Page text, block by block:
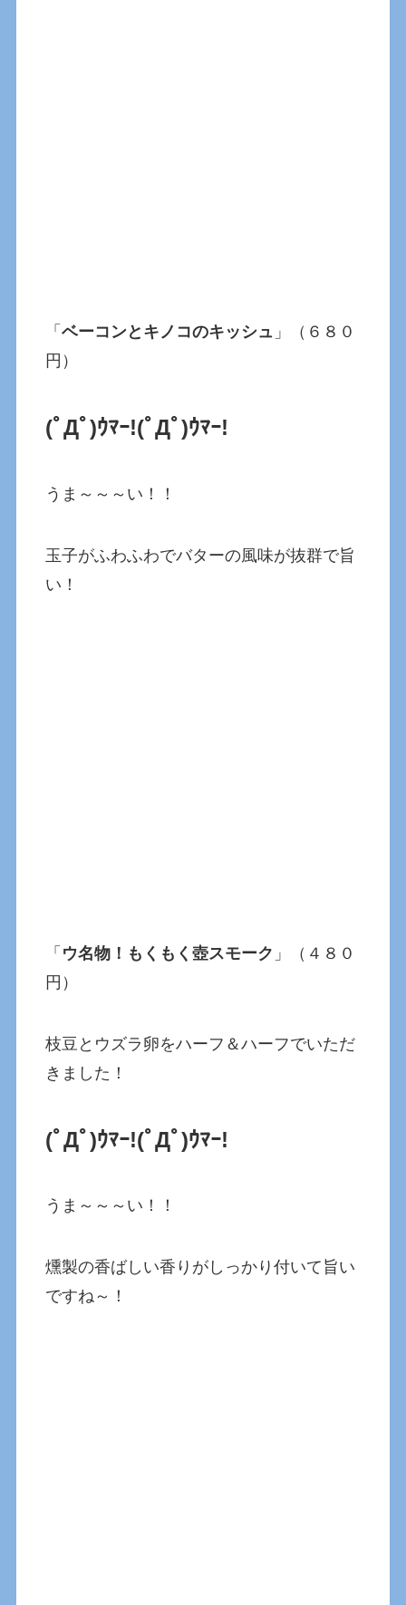
「ベーコンとキノコのキッシュ 」（６８０
円）
(ﾟДﾟ)ｳﾏｰ!(ﾟДﾟ)ｳﾏｰ!
うま～～～い！！
玉子がふわふわでバターの風味が抜群で旨
い！
「 ウ名物！もくもく壺スモーク 」（４８０
円）
枝豆とウズラ卵をハーフ＆ハーフでいただ
きました！
(ﾟДﾟ)ｳﾏｰ!(ﾟДﾟ)ｳﾏｰ!
うま～～～い！！
燻製の香ばしい香りがしっかり付いて旨い
ですね～！